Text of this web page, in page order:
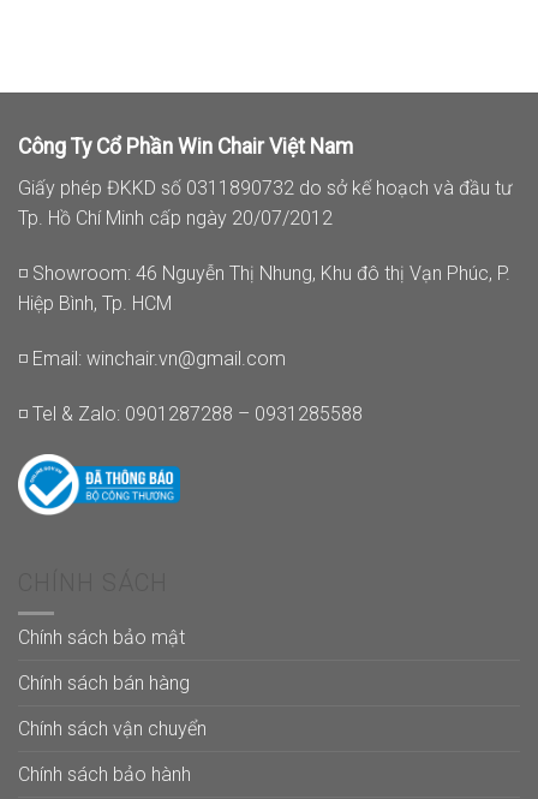
Công Ty Cổ Phần Win Chair Việt Nam
Giấy phép ĐKKD số 0311890732 do sở kế hoạch và đầu tư
Tp. Hồ Chí Minh cấp ngày 20/07/2012
◽ Showroom: 46 Nguyễn Thị Nhung, Khu đô thị Vạn Phúc, P.
Hiệp Bình, Tp. HCM
◽ Email: winchair.vn@gmail.com
◽ Tel & Zalo: 0901287288 – 0931285588
Chính sách bảo mật
Chính sách bán hàng
Chính sách vận chuyển
Chính sách bảo hành